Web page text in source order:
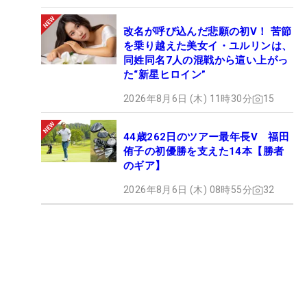
改名が呼び込んだ悲願の初V！ 苦節
を乗り越えた美女イ・ユルリンは、
同姓同名7人の混戦から這い上がっ
た“新星ヒロイン”
2026年8月6日 (木) 11時30分 15
44歳262日のツアー最年長V 福田
侑子の初優勝を支えた14本【勝者
のギア】
2026年8月6日 (木) 08時55分 32